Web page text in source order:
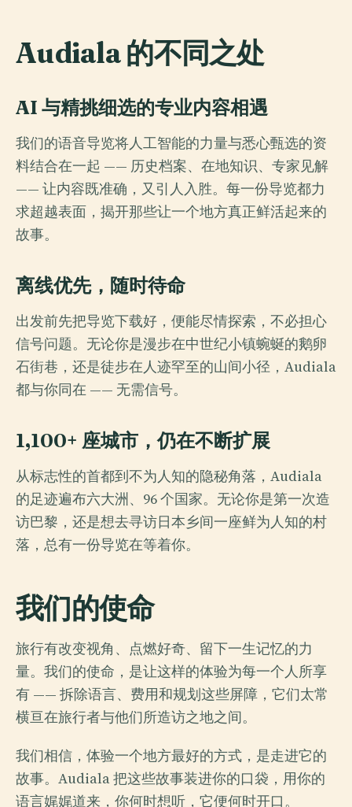
Audiala 的不同之处
AI 与精挑细选的专业内容相遇
我们的语音导览将人工智能的力量与悉心甄选的资
料结合在一起 —— 历史档案、在地知识、专家见解
—— 让内容既准确，又引人入胜。每一份导览都力
求超越表面，揭开那些让一个地方真正鲜活起来的
故事。
离线优先，随时待命
出发前先把导览下载好，便能尽情探索，不必担心
信号问题。无论你是漫步在中世纪小镇蜿蜒的鹅卵
石街巷，还是徒步在人迹罕至的山间小径，Audiala
都与你同在 —— 无需信号。
1,100+ 座城市，仍在不断扩展
从标志性的首都到不为人知的隐秘角落，Audiala
的足迹遍布六大洲、96 个国家。无论你是第一次造
访巴黎，还是想去寻访日本乡间一座鲜为人知的村
落，总有一份导览在等着你。
我们的使命
旅行有改变视角、点燃好奇、留下一生记忆的力
量。我们的使命，是让这样的体验为每一个人所享
有 —— 拆除语言、费用和规划这些屏障，它们太常
横亘在旅行者与他们所造访之地之间。
我们相信，体验一个地方最好的方式，是走进它的
故事。Audiala 把这些故事装进你的口袋，用你的
语言娓娓道来，你何时想听，它便何时开口。